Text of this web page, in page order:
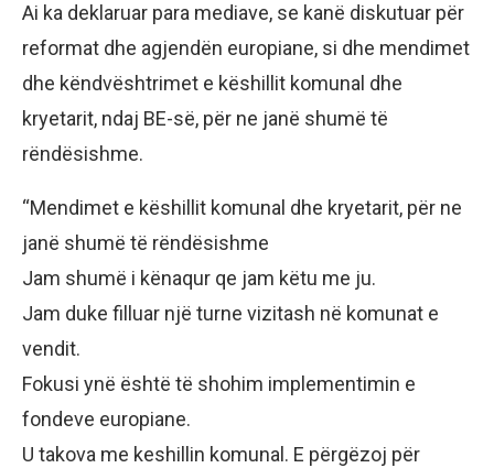
Ai ka deklaruar para mediave, se kanë diskutuar për
reformat dhe agjendën europiane, si dhe mendimet
dhe këndvështrimet e këshillit komunal dhe
kryetarit, ndaj BE-së, për ne janë shumë të
rëndësishme.
“Mendimet e këshillit komunal dhe kryetarit, për ne
janë shumë të rëndësishme
Jam shumë i kënaqur qe jam këtu me ju.
Jam duke filluar një turne vizitash në komunat e
vendit.
Fokusi ynë është të shohim implementimin e
fondeve europiane.
U takova me keshillin komunal. E përgëzoj për